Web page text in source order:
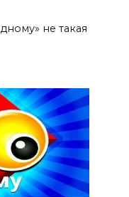
не такая